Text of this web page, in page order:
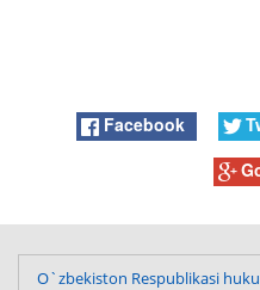
Facebook
O`zbekiston Respublikasi